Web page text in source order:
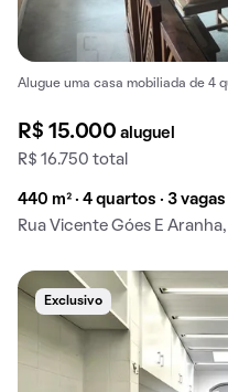
Alugue uma casa mobiliada de 4
R$ 15.000aluguel
R$ 16.750 total
440 m² · 4 quartos · 3 vagas
Rua Vicente Góes E
Exclusivo